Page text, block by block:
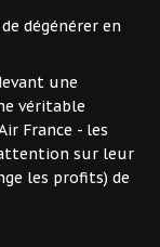
dégénérer en
une
véritable
France - les
sur leur
les profits) de